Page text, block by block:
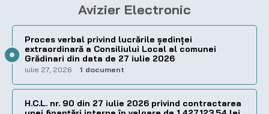
Avizier Electronic
Proces verbal privind lucrările ședinței
extraordinară a Consiliului Local al comunei
Grădinari din data de 27 iulie 2026
iulie 27, 2026 1 document
H.C.L. nr. 90 din 27 iulie 2026 privind contractarea